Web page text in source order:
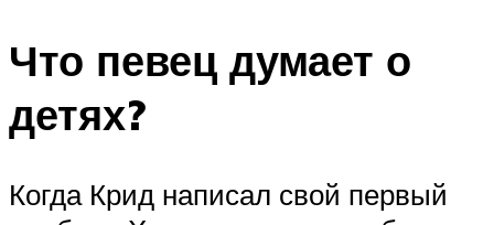
Что певец думает о
детях?
Когда Крид написал свой первый